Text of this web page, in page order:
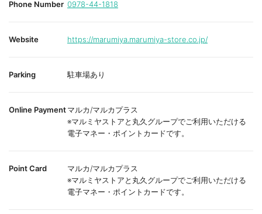
Phone Number 0978-44-1818
Website https://marumiya.marumiya-store.co.jp/
Parking 駐車場あり
Online Paymentマルカ/マルカプラス
※マルミヤストアと丸久グループでご利用いただける
電子マネー・ポイントカードです。
Point Card
マルカ/マルカプラス
※マルミヤストアと丸久グループでご利用いただける
電子マネー・ポイントカードです。